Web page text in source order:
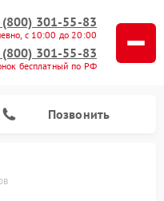
(800) 301-55-83
с 10:00 до 20:00
(800) 301-55-83
бесплатный по РФ
Позвонить